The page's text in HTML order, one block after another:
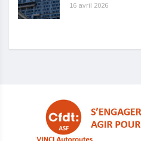
16 avril 2026